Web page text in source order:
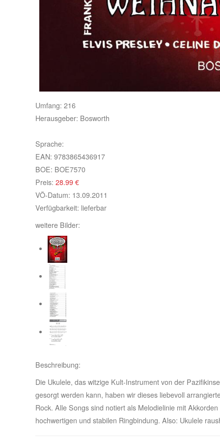
Umfang: 216
Herausgeber: Bosworth
Sprache:
EAN: 9783865436917
BOE: BOE7570
Preis: 28.99 €
VÖ-Datum: 13.09.2011
Verfügbarkeit: lieferbar
weitere Bilder:
Beschreibung:
Die Ukulele, das witzige Kult-Instrument von der
gesorgt werden kann, haben wir dieses liebevoll
Rock. Alle Songs sind notiert als Melodielinie mit
hochwertigen und stabilen Ringbindung. Also: Ukulele